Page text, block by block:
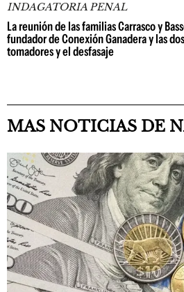
INDAGATORIA PENAL
La reunión de las familias Carrasco y
fundador de Conexión Ganadera y las
tomadores y el desfasaje
MAS NOTICIAS DE